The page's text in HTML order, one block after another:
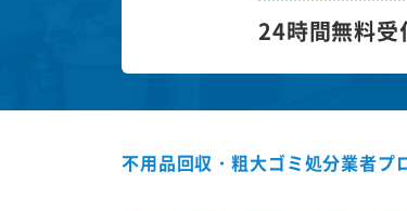
24時間無料受
不用品回収・粗大ゴミ処分業者プ